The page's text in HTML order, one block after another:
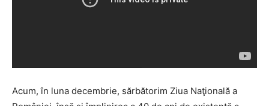
Acum, în luna decembrie, sărbătorim Ziua Naţională a